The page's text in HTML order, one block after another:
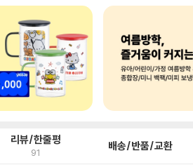
리뷰/한줄평
91 배송/반품/교환